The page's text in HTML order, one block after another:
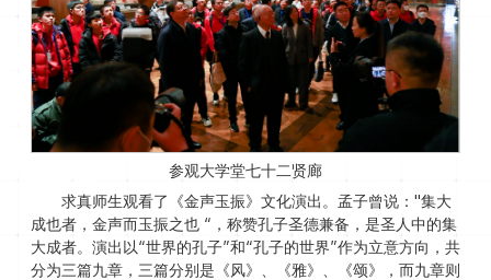
参观大学堂七十二贤廊
求真师生观看了《金声玉振》文化演出。孟子曾说："集大
成也者，金声而玉振之也 “，称赞孔子圣德兼备，是圣人中的集
大成者。演出以“世界的孔子”和“孔子的世界”作为立意方向，共
分为三篇九章，三篇分别是《风》、《雅》、《颂》，而九章则